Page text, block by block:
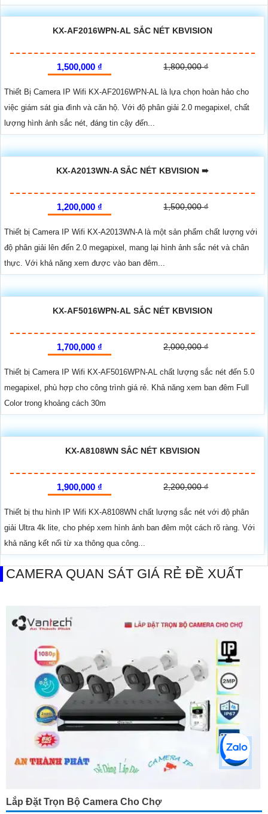
KX-AF2016WPN-AL SẮC NÉT KBVISION
1,500,000 ₫ 1,800,000 ₫
Thiết Bị Camera IP Wifi KX-AF2016WPN-AL là lựa chọn hoàn hảo cho
việc giám sát gia đình và căn hộ. Với độ phân giải 2.0 megapixel, chất
lượng hình ảnh sắc nét, đáng tin cậy đến...
KX-A2013WN-A SẮC NÉT KBVISION ➠
1,200,000 ₫ 1,500,000 ₫
Thiết bị Camera IP Wifi KX-A2013WN-A là một sản phẩm chất lượng với
độ phân giải lên đến 2.0 megapixel, mang lại hình ảnh sắc nét và chân
thực. Với khả năng xem được vào ban đêm...
KX-AF5016WPN-AL SẮC NÉT KBVISION
1,700,000 ₫ 2,000,000 ₫
Thiết bị Camera IP Wifi KX-AF5016WPN-AL chất lượng sắc nét đến 5.0
megapixel, phù hợp cho công trình giá rẻ. Khả năng xem ban đêm Full
Color trong khoảng cách 30m
KX-A8108WN SẮC NÉT KBVISION
1,900,000 ₫ 2,200,000 ₫
Thiết bị thu hình IP Wifi KX-A8108WN chất lượng sắc nét với độ phân
giải Ultra 4k lite, cho phép xem hình ảnh ban đêm một cách rõ ràng. Với
khả năng kết nối từ xa thông qua công...
CAMERA QUAN SÁT GIÁ RẺ ĐỀ XUẤT
Lắp Đặt Trọn Bộ Camera Cho Chợ